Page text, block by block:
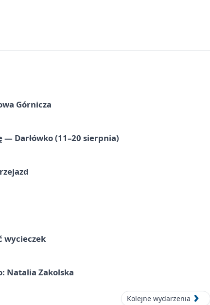
Górnicza
Darłówko (11–20 sierpnia)
wycieczek
Natalia Zakolska
Kolejne wydarzenia